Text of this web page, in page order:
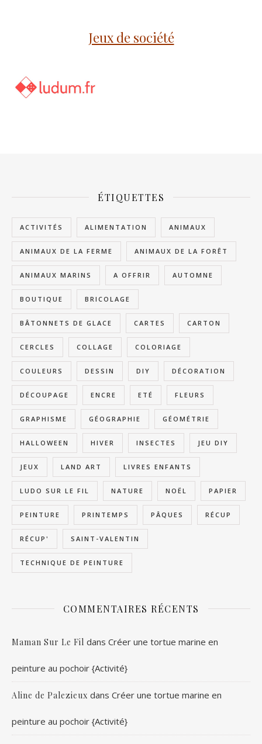
Jeux de société
ÉTIQUETTES
ACTIVITÉS ALIMENTATION ANIMAUX
ANIMAUX DE LA FERME ANIMAUX DE LA FORÊT
ANIMAUX MARINS A OFFRIR AUTOMNE
BOUTIQUE BRICOLAGE
BÂTONNETS DE GLACE CARTES CARTON
CERCLES COLLAGE COLORIAGE
COULEURS DESSIN DIY DÉCORATION
DÉCOUPAGE ENCRE ETÉ FLEURS
GRAPHISME GÉOGRAPHIE GÉOMÉTRIE
HALLOWEEN HIVER INSECTES JEU DIY
JEUX LAND ART LIVRES ENFANTS
LUDO SUR LE FIL NATURE NOËL PAPIER
PEINTURE PRINTEMPS PÂQUES RÉCUP
RÉCUP' SAINT-VALENTIN
TECHNIQUE DE PEINTURE
COMMENTAIRES RÉCENTS
Maman Sur Le Fil dans Créer une tortue marine en
peinture au pochoir {Activité}
Aline de Palezieux dans Créer une tortue marine en
peinture au pochoir {Activité}